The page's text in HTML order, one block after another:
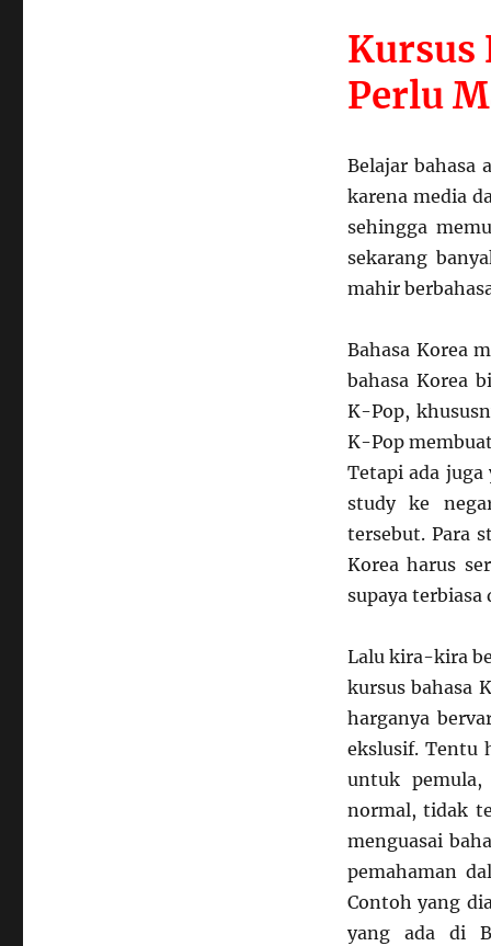
Kursus
Perlu
Belajar bahasa
karena media
sehingga
sekarang
mahir
Bahasa Korea
bahasa Korea
K-Pop,
K-Pop
Tetapi ada
study ke
tersebut. Para
Korea harus
supaya terbiasa
Lalu kira-kira
kursus bahasa
harganya
ekslusif. Tentu
untuk pemula,
normal, tidak
menguasai
pemahaman
Contoh yang
yang ada di